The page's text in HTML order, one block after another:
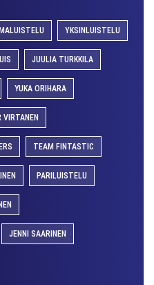
YKSINLUISTELU
JUULIA TURKKILA
YUKA ORIHARA
TEAM FINTASTIC
PARILUISTELU
JENNI SAARINEN